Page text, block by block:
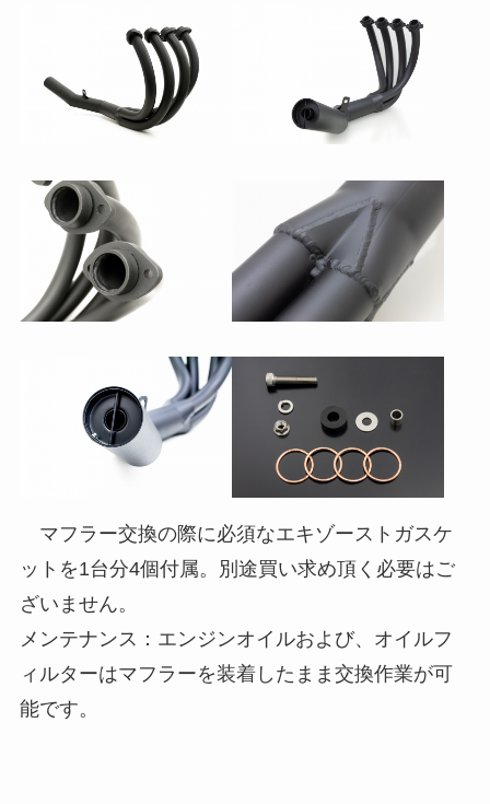
マフラー交換の際に必須なエキゾーストガスケ
ットを1台分4個付属。別途買い求め頂く必要はご
ざいません。
メンテナンス：エンジンオイルおよび、オイルフ
ィルターはマフラーを装着したまま交換作業が可
能です。